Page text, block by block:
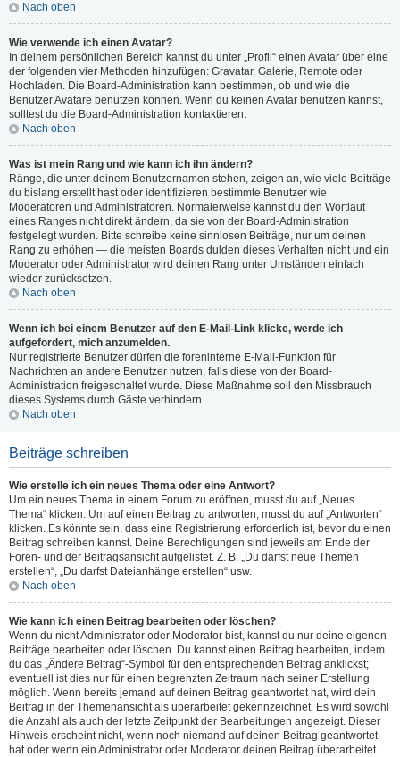
Nach oben
Wie verwende ich einen Avatar?
In deinem persönlichen Bereich kannst du unter „Profil“ einen Avatar über eine
der folgenden vier Methoden hinzufügen: Gravatar, Galerie, Remote oder
Hochladen. Die Board-Administration kann bestimmen, ob und wie die
Benutzer Avatare benutzen können. Wenn du keinen Avatar benutzen kannst,
solltest du die Board-Administration kontaktieren.
Nach oben
Was ist mein Rang und wie kann ich ihn ändern?
Ränge, die unter deinem Benutzernamen stehen, zeigen an, wie viele Beiträge
du bislang erstellt hast oder identifizieren bestimmte Benutzer wie
Moderatoren und Administratoren. Normalerweise kannst du den Wortlaut
eines Ranges nicht direkt ändern, da sie von der Board-Administration
festgelegt wurden. Bitte schreibe keine sinnlosen Beiträge, nur um deinen
Rang zu erhöhen — die meisten Boards dulden dieses Verhalten nicht und ein
Moderator oder Administrator wird deinen Rang unter Umständen einfach
wieder zurücksetzen.
Nach oben
Wenn ich bei einem Benutzer auf den E-Mail-Link klicke, werde ich
aufgefordert, mich anzumelden.
Nur registrierte Benutzer dürfen die foreninterne E-Mail-Funktion für
Nachrichten an andere Benutzer nutzen, falls diese von der Board-
Administration freigeschaltet wurde. Diese Maßnahme soll den Missbrauch
dieses Systems durch Gäste verhindern.
Nach oben
Beiträge schreiben
Wie erstelle ich ein neues Thema oder eine Antwort?
Um ein neues Thema in einem Forum zu eröffnen, musst du auf „Neues
Thema“ klicken. Um auf einen Beitrag zu antworten, musst du auf „Antworten“
klicken. Es könnte sein, dass eine Registrierung erforderlich ist, bevor du einen
Beitrag schreiben kannst. Deine Berechtigungen sind jeweils am Ende der
Foren- und der Beitragsansicht aufgelistet. Z. B. „Du darfst neue Themen
erstellen“, „Du darfst Dateianhänge erstellen“ usw.
Nach oben
Wie kann ich einen Beitrag bearbeiten oder löschen?
Wenn du nicht Administrator oder Moderator bist, kannst du nur deine eigenen
Beiträge bearbeiten oder löschen. Du kannst einen Beitrag bearbeiten, indem
du das „Ändere Beitrag“-Symbol für den entsprechenden Beitrag anklickst;
eventuell ist dies nur für einen begrenzten Zeitraum nach seiner Erstellung
möglich. Wenn bereits jemand auf deinen Beitrag geantwortet hat, wird dein
Beitrag in der Themenansicht als überarbeitet gekennzeichnet. Es wird sowohl
die Anzahl als auch der letzte Zeitpunkt der Bearbeitungen angezeigt. Dieser
Hinweis erscheint nicht, wenn noch niemand auf deinen Beitrag geantwortet
hat oder wenn ein Administrator oder Moderator deinen Beitrag überarbeitet